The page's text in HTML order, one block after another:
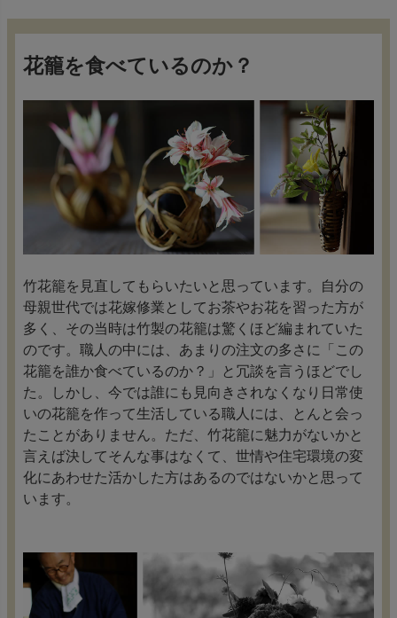
花籠を食べているのか？
竹花籠を見直してもらいたいと思っています。自分の
母親世代では花嫁修業としてお茶やお花を習った方が
多く、その当時は竹製の花籠は驚くほど編まれていた
のです。職人の中には、あまりの注文の多さに「この
花籠を誰か食べているのか？」と冗談を言うほどでし
た。しかし、今では誰にも見向きされなくなり日常使
いの花籠を作って生活している職人には、とんと会っ
たことがありません。ただ、竹花籠に魅力がないかと
言えば決してそんな事はなくて、世情や住宅環境の変
化にあわせた活かした方はあるのではないかと思って
います。